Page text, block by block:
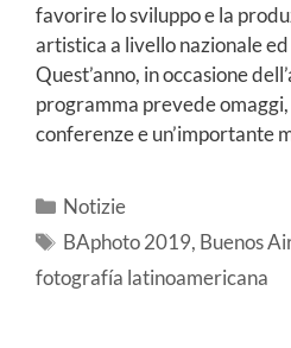
favorire lo sviluppo e la
artistica a livello nazionale
Quest’anno, in occasione
programma prevede
conferenze e un’importante
Notizie
BAphoto 2019, Buenos
fotografía latinoamericana